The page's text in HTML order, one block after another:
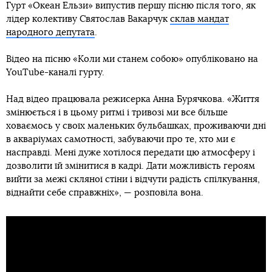
Гурт «Океан Ельзи» випустив першу пісню після того, як
лідер колективу Святослав Вакарчук склав мандат
народного депутата
Відео на пісню «Коли ми станем собою» опубліковано на
YouTube-каналі гурту.
Над відео працювала режисерка Анна Бурячкова. «Життя
змінюється і в цьому ритмі і тривозі ми все більше
ховаємось у своїх маленьких бульбашках, проживаючи дні
в акваріумах самотності, забуваючи про те, хто ми є
насправді. Мені дуже хотілося передати цю атмосферу і
дозволити їй змінитися в кадрі. Дати можливість героям
вийти за межі скляної стіни і відчути радість спілкування,
віднайти себе справжніх», — розповіла вона.